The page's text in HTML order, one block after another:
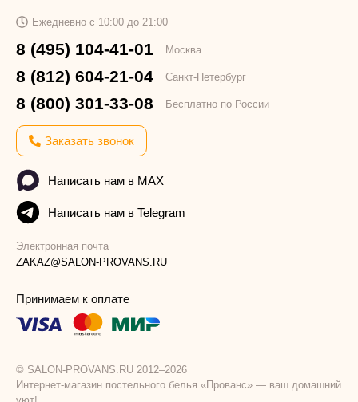
Ежедневно с 10:00 до 21:00
8 (495) 104-41-01 Москва
8 (812) 604-21-04 Санкт-Петербург
8 (800) 301-33-08 Бесплатно по России
Заказать звонок
Написать нам в MAX
Написать нам в Telegram
Электронная почта
ZAKAZ@SALON-PROVANS.RU
Принимаем к оплате
© SALON-PROVANS.RU 2012–2026
Интернет-магазин постельного белья «Прованс» — ваш домашний